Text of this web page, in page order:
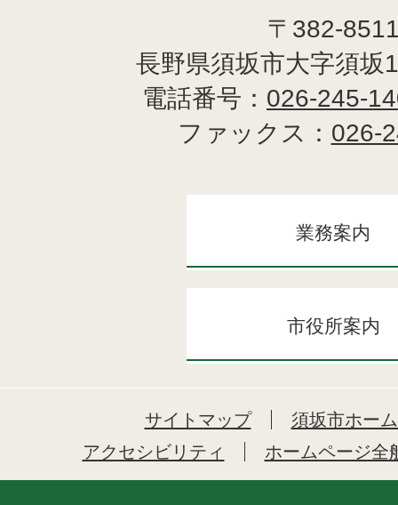
〒382-
長野県須坂市大字須坂
電話番号： 026-245-
ファックス： 026-
業務案内
市役所案内
サイトマップ
須坂市ホー
アクセシビリティ
ホームページ全